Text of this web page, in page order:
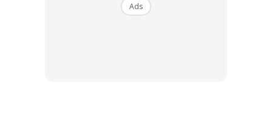
Ads